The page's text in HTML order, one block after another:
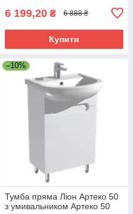
6 199,20 ₴ 6 888 ₴
Купити
–10%
Тумба пряма Ліон Артеко 50
з умивальником Артеко 50